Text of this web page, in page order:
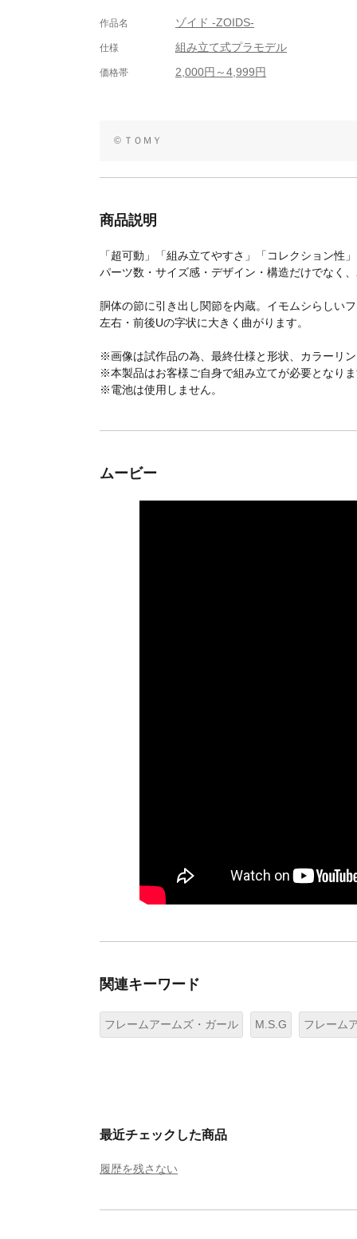
作品名 ゾイド -ZOIDS-
仕様 組み立て式プラモデル
価格帯 2,000円～4,999円
© ＴＯＭＹ
商品説明
「超可動」「組み立てやすさ」「コレクション性
パーツ数・サイズ感・デザイン・構造だけでなく
胴体の節に引き出し関節を内蔵。イモムシらしい
左右・前後Uの字状に大きく曲がります。
※画像は試作品の為、最終仕様と形状、カラーリ
※本製品はお客様ご自身で組み立てが必要となり
※電池は使用しません。
ムービー
関連キーワード
フレームアームズ・ガール M.S.G フレーム
最近チェックした商品
履歴を残さない